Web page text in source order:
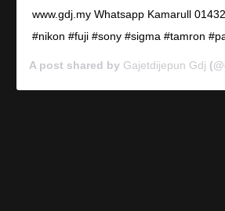
www.gdj.my Whatsapp Kamarull
#nikon #fuji #sony #sigma #tamron
A post shared by Gajetdijepun Gdj